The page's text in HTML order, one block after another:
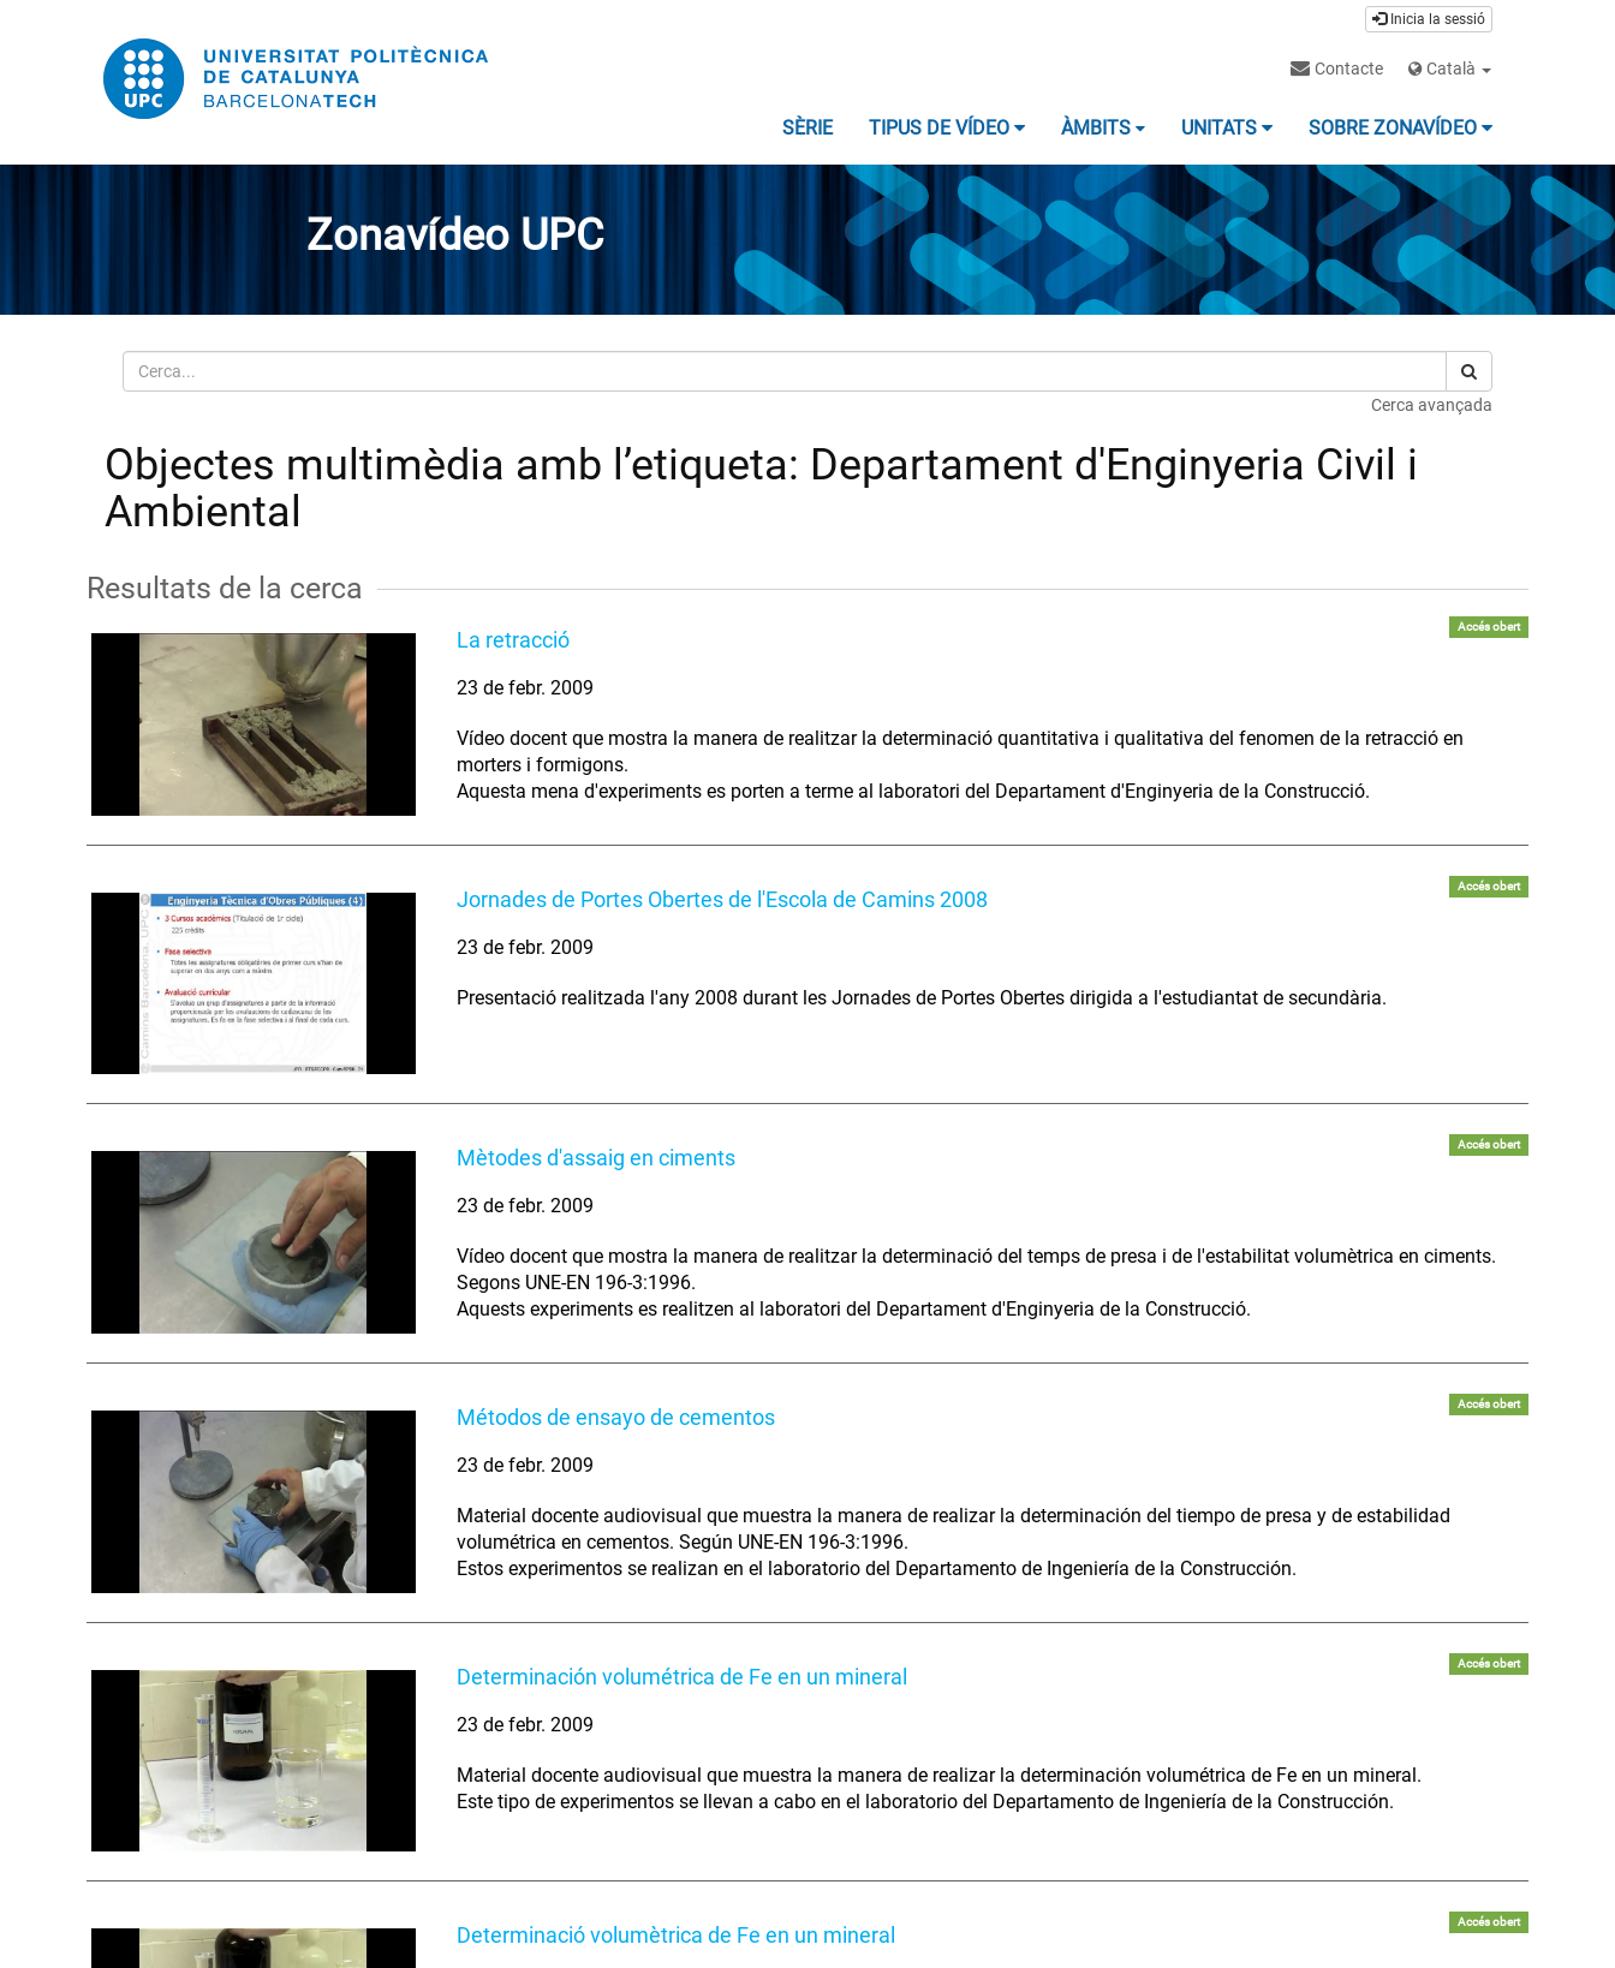
Inicia la sessió
Contacte Català
SÈRIE TIPUS DE VÍDEO ÀMBITS UNITATS SOBRE ZONAVÍDEO
Zonavídeo UPC
Cerca
Cerca avançada
Objectes multimèdia amb l’etiqueta: Departament d'Enginyeria Civil i
Ambiental
Resultats de la cerca
La retracció
Accés obert
23 de febr. 2009
Vídeo docent que mostra la manera de realitzar la determinació quantitativa i qualitativa del fenomen de la retracció en
morters i formigons.
Aquesta mena d'experiments es porten a terme al laboratori del Departament d'Enginyeria de la Construcció.
Jornades de Portes Obertes de l'Escola de Camins 2008
Accés obert
23 de febr. 2009
Presentació realitzada l'any 2008 durant les Jornades de Portes Obertes dirigida a l'estudiantat de secundària.
Mètodes d'assaig en ciments
Accés obert
23 de febr. 2009
Vídeo docent que mostra la manera de realitzar la determinació del temps de presa i de l'estabilitat volumètrica en ciments.
Segons UNE-EN 196-3:1996.
Aquests experiments es realitzen al laboratori del Departament d'Enginyeria de la Construcció.
Métodos de ensayo de cementos
Accés obert
23 de febr. 2009
Material docente audiovisual que muestra la manera de realizar la determinación del tiempo de presa y de estabilidad
volumétrica en cementos. Según UNE-EN 196-3:1996.
Estos experimentos se realizan en el laboratorio del Departamento de Ingeniería de la Construcción.
Determinación volumétrica de Fe en un mineral
Accés obert
23 de febr. 2009
Material docente audiovisual que muestra la manera de realizar la determinación volumétrica de Fe en un mineral.
Este tipo de experimentos se llevan a cabo en el laboratorio del Departamento de Ingeniería de la Construcción.
Determinació volumètrica de Fe en un mineral
Accés obert